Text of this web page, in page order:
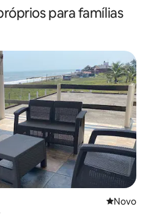
para famílias
Novo
Novo